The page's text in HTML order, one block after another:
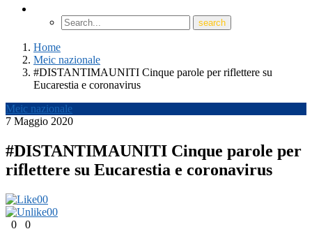
Home
Meic nazionale
#DISTANTIMAUNITI Cinque parole per riflettere su
Eucarestia e coronavirus
Meic nazionale
7 Maggio 2020
#DISTANTIMAUNITI Cinque parole per
riflettere su Eucarestia e coronavirus
00
00
0
0